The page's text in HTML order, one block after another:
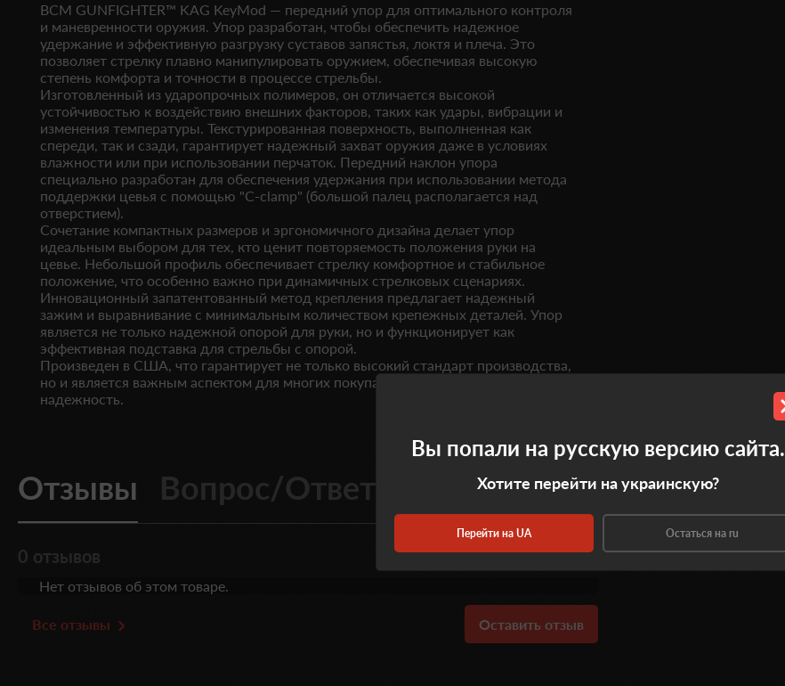
BCM GUNFIGHTER™ KAG KeyMod — передний упор для оптимального контроля
и маневренности оружия. Упор разработан, чтобы обеспечить надежное
удержание и эффективную разгрузку суставов запястья, локтя и плеча. Это
позволяет стрелку плавно манипулировать оружием, обеспечивая высокую
степень комфорта и точности в процессе стрельбы.
Изготовленный из ударопрочных полимеров, он отличается высокой
устойчивостью к воздействию внешних факторов, таких как удары, вибрации и
изменения температуры. Текстурированная поверхность, выполненная как
спереди, так и сзади, гарантирует надежный захват оружия даже в условиях
влажности или при использовании перчаток. Передний наклон упора
специально разработан для обеспечения удержания при использовании метода
поддержки цевья с помощью "C-clamp" (большой палец располагается над
отверстием).
Сочетание компактных размеров и эргономичного дизайна делает упор
идеальным выбором для тех, кто ценит повторяемость положения руки на
цевье. Небольшой профиль обеспечивает стрелку комфортное и стабильное
положение, что особенно важно при динамичных стрелковых сценариях.
Инновационный запатентованный метод крепления предлагает надежный
зажим и выравнивание с минимальным количеством крепежных деталей. Упор
является не только надежной опорой для руки, но и функционирует как
эффективная подставка для стрельбы с опорой.
Произведен в США, что гарантирует не только высокий стандарт производства,
но и является важным аспектом для многих покупателей, ценящих качество и
надежность.
Отзывы Вопрос/Ответ
0 отзывов 0.0
Нет отзывов об этом товаре.
Все отзывы Оставить отзыв
Вы попали на русскую версию сайта.
Хотите перейти на украинскую?
Перейти на UA Остаться на ru